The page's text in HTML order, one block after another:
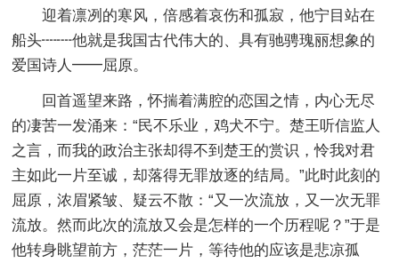
迎着凛冽的寒风，倍感着哀伤和孤寂，他宁目站在
船头┉┉他就是我国古代伟大的、具有驰骋瑰丽想象的
爱国诗人━━屈原。
回首遥望来路，怀揣着满腔的恋国之情，内心无尽
的凄苦一发涌来：“民不乐业，鸡犬不宁。楚王听信监人
之言，而我的政治主张却得不到楚王的赏识，怜我对君
主如此一片至诚，却落得无罪放逐的结局。”此时此刻的
屈原，浓眉紧皱、疑云不散：“又一次流放，又一次无罪
流放。然而此次的流放又会是怎样的一个历程呢？”于是
他转身眺望前方，茫茫一片，等待他的应该是悲凉孤